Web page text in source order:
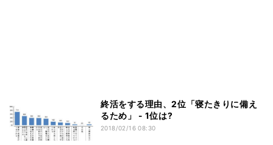
終活をする理由、2位「寝たきりに備え
るため」 - 1位は?
2018/02/16 08:30